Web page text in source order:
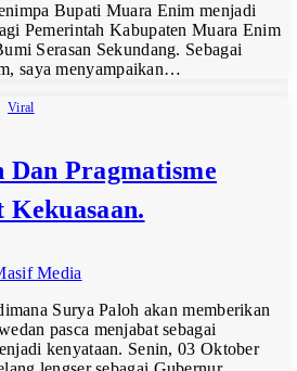
Bupati Muara Enim menjadi
Pemerintah Kabupaten Muara Enim
Serasan Sekundang. Sebagai
saya menyampaikan…
Viral
Dan Pragmatisme
Media
Surya Paloh akan memberikan
pasca menjabat sebagai
kenyataan. Senin, 03 Oktober